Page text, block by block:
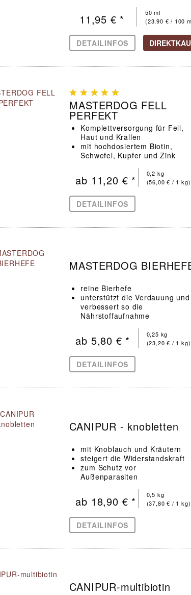
glänzendes Fell sowie ein
starkes Immunsystem
50 ml
(23,90 € / 100
11,95 € *
DETAILINFOS
MASTERDOG FELL
PERFEKT
Komplettversorgung für Fell,
Haut und Krallen
mit hochdosiertem Biotin,
Schwefel, Kupfer und Zink
optimal während des
Fellwechsels
0,2 kg
(56,00 € / 1 kg)
ab 11,20 € *
DETAILINFOS
MASTERDOG
reine Bierhefe
unterstützt die Verdauung und
verbessert so die
Nährstoffaufnahme
Aminosäuren und Enzymen
0,25 kg
(23,20 € / 1 kg)
ab 5,80 € *
DETAILINFOS
CANIPUR - knobletten
mit Knoblauch und Kräutern
steigert die Widerstandskraft
zum Schutz vor
Außenparasiten
0,5 kg
(37,80 € / 1 kg)
ab 18,90 € *
DETAILINFOS
CANIPUR-multibiotin